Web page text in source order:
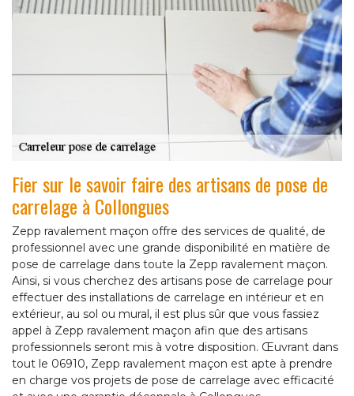
Fier sur le savoir faire des artisans de pose de
carrelage à Collongues
Zepp ravalement maçon offre des services de qualité, de
professionnel avec une grande disponibilité en matière de
pose de carrelage dans toute la Zepp ravalement maçon.
Ainsi, si vous cherchez des artisans pose de carrelage pour
effectuer des installations de carrelage en intérieur et en
extérieur, au sol ou mural, il est plus sûr que vous fassiez
appel à Zepp ravalement maçon afin que des artisans
professionnels seront mis à votre disposition. Œuvrant dans
tout le 06910, Zepp ravalement maçon est apte à prendre
en charge vos projets de pose de carrelage avec efficacité